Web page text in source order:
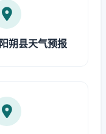
阳朔县天气预报